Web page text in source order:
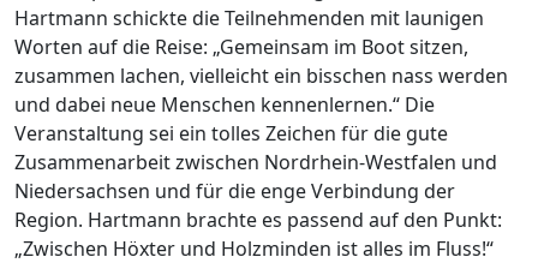
Hartmann schickte die Teilnehmenden mit launigen
Worten auf die Reise: „Gemeinsam im Boot sitzen,
zusammen lachen, vielleicht ein bisschen nass werden
und dabei neue Menschen kennenlernen.“ Die
Veranstaltung sei ein tolles Zeichen für die gute
Zusammenarbeit zwischen Nordrhein-Westfalen und
Niedersachsen und für die enge Verbindung der
Region. Hartmann brachte es passend auf den Punkt:
„Zwischen Höxter und Holzminden ist alles im Fluss!“